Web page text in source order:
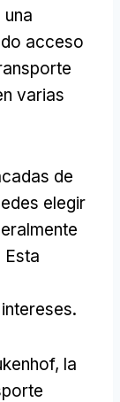
acceso
varias
de
elegir
Esta
la